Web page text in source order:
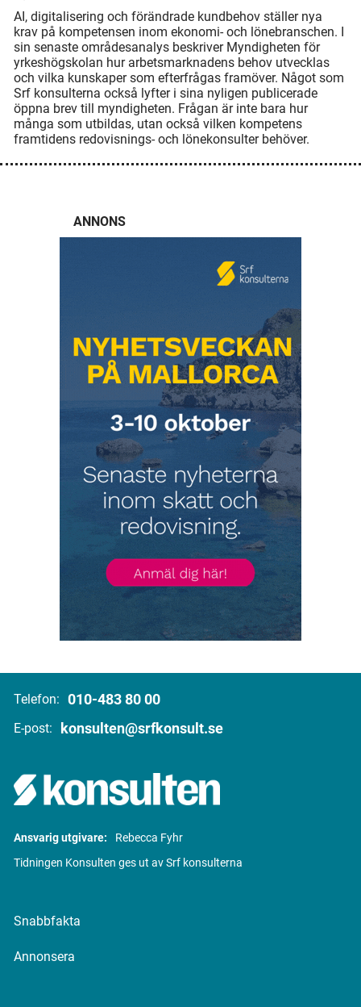
AI, digitalisering och förändrade kundbehov ställer nya
krav på kompetensen inom ekonomi- och lönebranschen. I
sin senaste områdesanalys beskriver Myndigheten för
yrkeshögskolan hur arbetsmarknadens behov utvecklas
och vilka kunskaper som efterfrågas framöver. Något som
Srf konsulterna också lyfter i sina nyligen publicerade
öppna brev till myndigheten. Frågan är inte bara hur
många som utbildas, utan också vilken kompetens
framtidens redovisnings- och lönekonsulter behöver.
ANNONS
Telefon: 010-483 80 00
E-post: konsulten@srfkonsult.se
Ansvarig utgivare:
Rebecca Fyhr
Tidningen Konsulten ges ut av Srf konsulterna
Snabbfakta
Annonsera